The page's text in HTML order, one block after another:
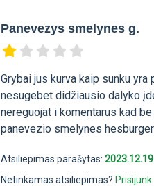
Panevezys smelynes g.
Grybai jus kurva kaip sunku
nesugebet didžiausio dalyko
nereguojat i komentarus kad
panevezio smelynes
Atsiliepimas parašytas:2023.12.19
Netinkamas atsiliepimas? Prisijunk